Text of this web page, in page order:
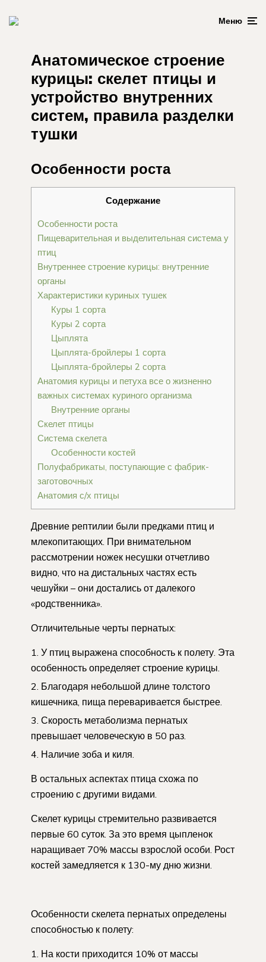
Меню
Анатомическое строение
курицы: скелет птицы и
устройство внутренних
систем, правила разделки
тушки
Особенности роста
Содержание
Особенности роста
Пищеварительная и выделительная система у
птиц
Внутреннее строение курицы: внутренние
органы
Характеристики куриных тушек
Куры 1 сорта
Куры 2 сорта
Цыплята
Цыплята-бройлеры 1 сорта
Цыплята-бройлеры 2 сорта
Анатомия курицы и петуха все о жизненно
важных системах куриного организма
Внутренние органы
Скелет птицы
Система скелета
Особенности костей
Полуфабрикаты, поступающие с фабрик-
заготовочных
Анатомия с/х птицы
Древние рептилии были предками птиц и
млекопитающих. При внимательном
рассмотрении ножек несушки отчетливо
видно, что на дистальных частях есть
чешуйки – они достались от далекого
«родственника».
Отличительные черты пернатых:
У птиц выражена способность к полету. Эта
особенность определяет строение курицы.
Благодаря небольшой длине толстого
кишечника, пища переваривается быстрее.
Скорость метаболизма пернатых
превышает человеческую в 50 раз.
Наличие зоба и киля.
В остальных аспектах птица схожа по
строению с другими видами.
Скелет курицы стремительно развивается
первые 60 суток. За это время цыпленок
наращивает 70% массы взрослой особи. Рост
костей замедляется к 130-му дню жизни.
Особенности скелета пернатых определены
способностью к полету:
На кости приходится 10% от массы